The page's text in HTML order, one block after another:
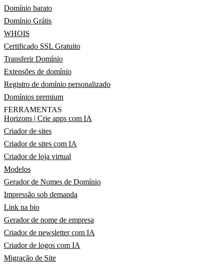
Domínio barato
Domínio Grátis
WHOIS
Certificado SSL Gratuito
Transferir Domínio
Extensões de domínio
Registro de domínio personalizado
Domínios premium
FERRAMENTAS
Horizons | Crie apps com IA
Criador de sites
Criador de sites com IA
Criador de loja virtual
Modelos
Gerador de Nomes de Domínio
Impressão sob demanda
Link na bio
Gerador de nome de empresa
Criador de newsletter com IA
Criador de logos com IA
Migração de Site